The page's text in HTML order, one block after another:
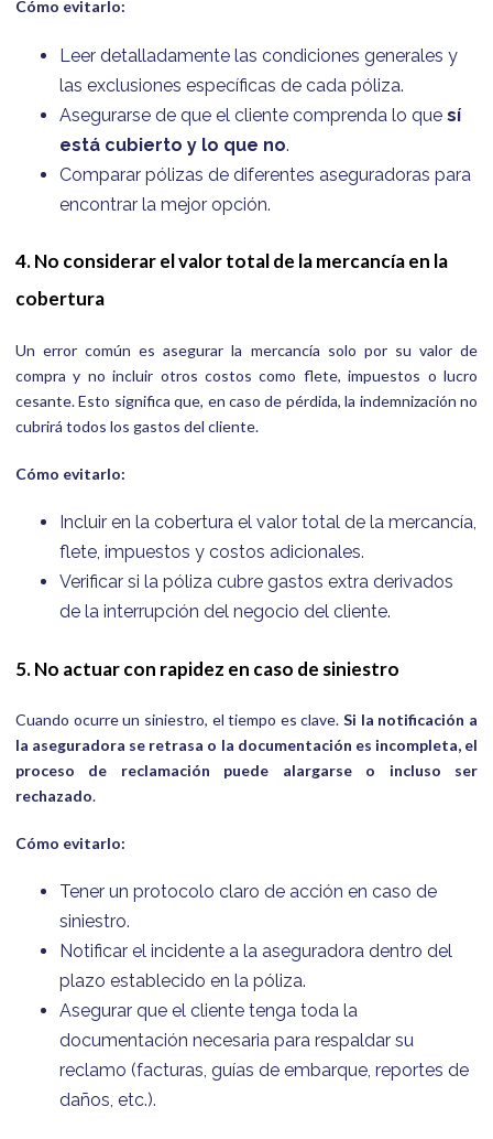
Cómo evitarlo:
Leer detalladamente las condiciones generales y
las exclusiones específicas de cada póliza.
Asegurarse de que el cliente comprenda lo que sí
está cubierto y lo que no.
Comparar pólizas de diferentes aseguradoras para
encontrar la mejor opción.
4. No considerar el valor total de la mercancía en la
cobertura
Un error común es asegurar la mercancía solo por su valor de
compra y no incluir otros costos como flete, impuestos o lucro
cesante. Esto significa que, en caso de pérdida, la indemnización no
cubrirá todos los gastos del cliente.
Cómo evitarlo:
Incluir en la cobertura el valor total de la mercancía,
flete, impuestos y costos adicionales.
Verificar si la póliza cubre gastos extra derivados
de la interrupción del negocio del cliente.
5. No actuar con rapidez en caso de siniestro
Cuando ocurre un siniestro, el tiempo es clave.Si la notificación a
la aseguradora se retrasa o la documentación es incompleta, el
proceso de reclamación puede alargarse o incluso ser
rechazado.
Cómo evitarlo:
Tener un protocolo claro de acción en caso de
siniestro.
Notificar el incidente a la aseguradora dentro del
plazo establecido en la póliza.
Asegurar que el cliente tenga toda la
documentación necesaria para respaldar su
reclamo (facturas, guías de embarque, reportes de
daños, etc.).